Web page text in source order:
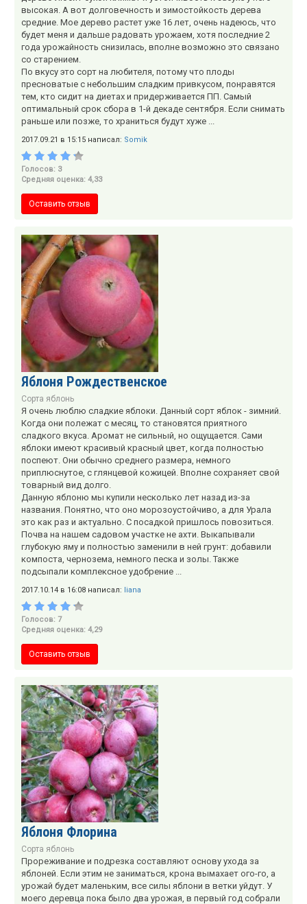
высокая. А вот долговечность и зимостойкость дерева
средние. Мое дерево растет уже 16 лет, очень надеюсь, что
будет меня и дальше радовать урожаем, хотя последние 2
года урожайность снизилась, вполне возможно это связано
со старением.
По вкусу это сорт на любителя, потому что плоды
пресноватые с небольшим сладким привкусом, понравятся
тем, кто сидит на диетах и придерживается ПП. Самый
оптимальный срок сбора в 1-й декаде сентября. Если снимать
раньше или позже, то храниться будут хуже ...
2017.09.21 в 15:15 написал: Somik
Голосов: 3
Средняя оценка: 4,33
Оставить отзыв
Яблоня Рождественское
Сорта яблонь
Я очень люблю сладкие яблоки. Данный сорт яблок - зимний.
Когда они полежат с месяц, то становятся приятного
сладкого вкуса. Аромат не сильный, но ощущается. Сами
яблоки имеют красивый красный цвет, когда полностью
поспеют. Они обычно среднего размера, немного
приплюснутое, с глянцевой кожицей. Вполне сохраняет свой
товарный вид долго.
Данную яблоню мы купили несколько лет назад из-за
названия. Понятно, что оно морозоустойчиво, а для Урала
это как раз и актуально. С посадкой пришлось повозиться.
Почва на нашем садовом участке не ахти. Выкапывали
глубокую яму и полностью заменили в ней грунт: добавили
компоста, чернозема, немного песка и золы. Также
подсыпали комплексное удобрение ...
2017.10.14 в 16:08 написал: liana
Голосов: 7
Средняя оценка: 4,29
Оставить отзыв
Яблоня Флорина
Сорта яблонь
Прореживание и подрезка составляют основу ухода за
яблоней. Если этим не заниматься, крона вымахает ого-го, а
урожай будет маленьким, все силы яблони в ветки уйдут. У
моего деревца пока было два урожая, в первый год собрали